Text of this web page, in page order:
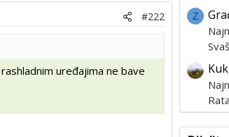
#222
uređajima ne bave
Z